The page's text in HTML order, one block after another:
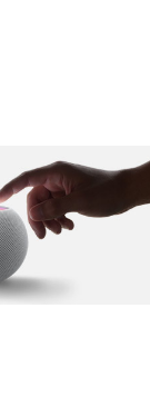
图库 图像